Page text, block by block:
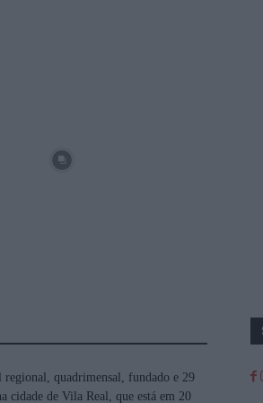
quadrimensal, fundado e 29
cidade de Vila Real, que está em 20